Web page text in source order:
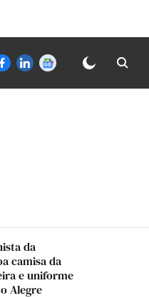
da
camisa da
e uniforme
Alegre